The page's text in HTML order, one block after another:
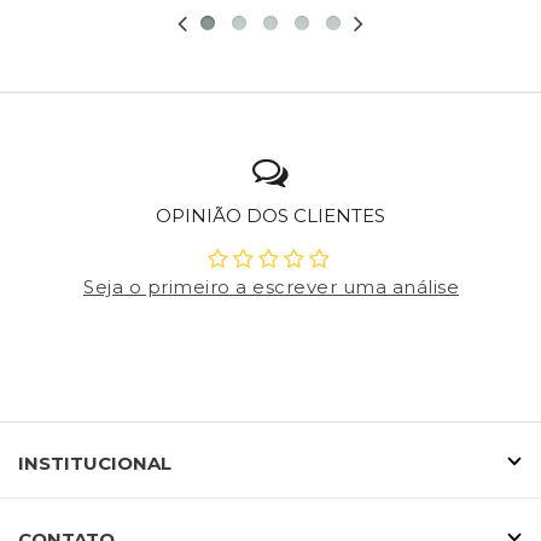
OPINIÃO DOS CLIENTES
Seja o primeiro a escrever uma análise
INSTITUCIONAL